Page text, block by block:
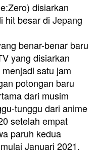
disiarkan
hit besar di Jepang
benar-benar baru
yang disiarkan
satu jam
potongan baru
dari musim
tunggu dari anime
setelah empat
paruh kedua
Januari 2021.